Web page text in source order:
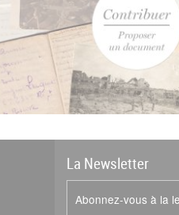
La Newsletter
Abonnez-vous à la